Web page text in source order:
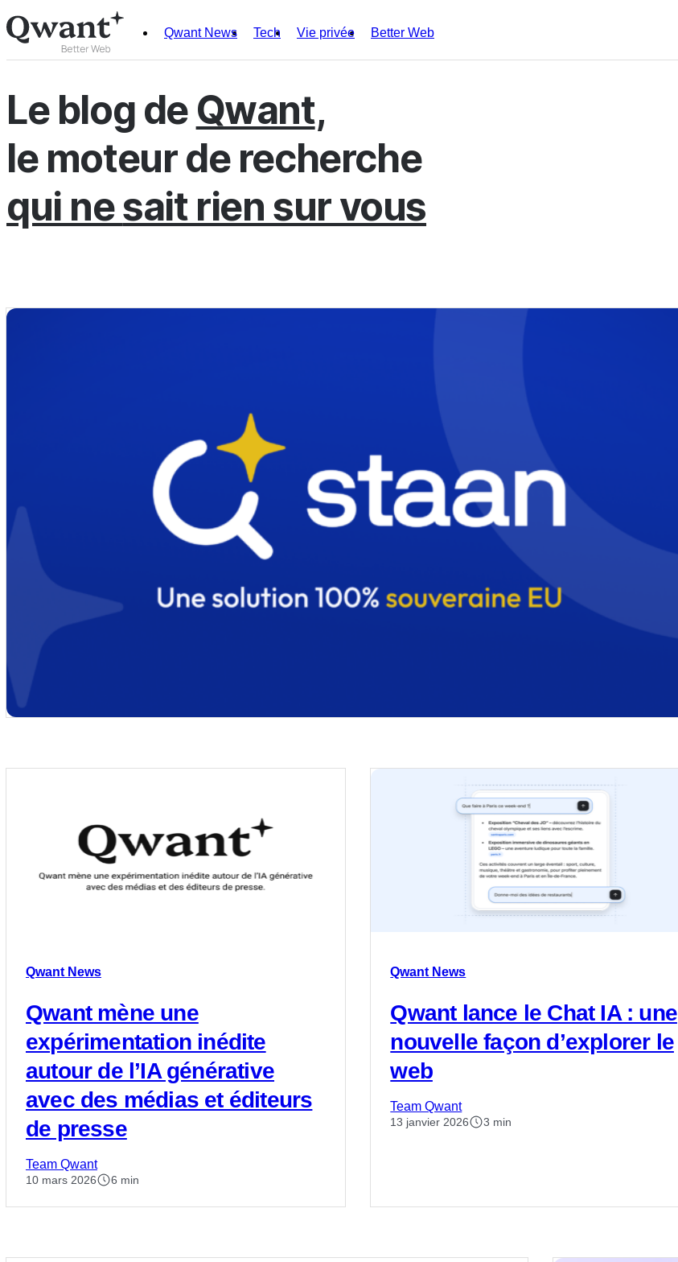
Qwant News Tech Vie privée Better Web
Produits
Junior
EnglishFrançais
Le blog de Qwant,
le moteur de recherche
qui nesait rien sur vous
Qwant News
Qwant mène une
expérimentation inédite
autour de l’IA générative
avec des médias et éditeurs
de presse
Team Qwant
10 mars 2026 6 min
Qwant News
Qwant lance le Chat IA : une
nouvelle façon d’explorer le
web
Team Qwant
13 janvier 2026 3 min